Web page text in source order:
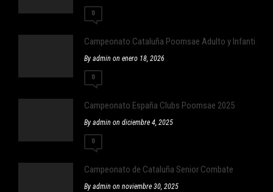
0
Campeonato Cataluña Poomsae Adulto y Infantil
By admin on enero 18, 2026
0
Campeonato España Clubs Poomsae 2025
By admin on diciembre 4, 2025
0
Campeonato de Cataluña Senior Combate
By admin on noviembre 30, 2025